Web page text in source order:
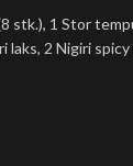
stk.), 1 Stor
laks, 2 Nigiri